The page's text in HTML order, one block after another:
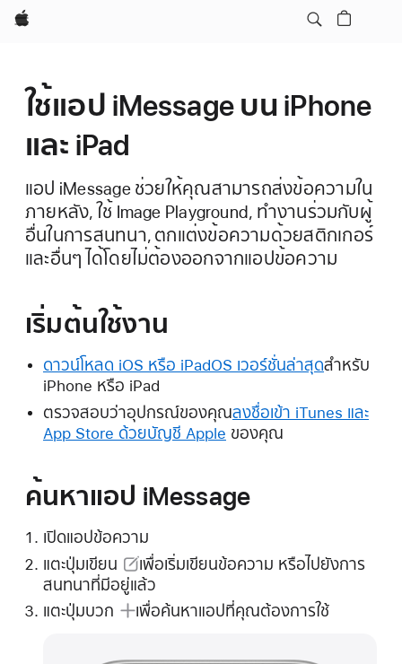
Apple
ใช้แอป iMessage บน iPhone
และ iPad
แอป iMessage ช่วยให้คุณสามารถส่งข้อความใน
ภายหลัง, ใช้ Image Playground, ทำงานร่วมกับผู้
อื่นในการสนทนา, ตกแต่งข้อความด้วยสติกเกอร์
และอื่นๆ ได้โดยไม่ต้องออกจากแอปข้อความ
เริ่มต้นใช้งาน
ดาวน์โหลด iOS หรือ iPadOS เวอร์ชั่นล่าสุดสำหรับ
iPhone หรือ iPad
ตรวจสอบว่าอุปกรณ์ของคุณลงชื่อเข้า iTunes และ
App Store ด้วยบัญชี Apple ของคุณ
ค้นหาแอป iMessage
เปิดแอปข้อความ
แตะปุ่มเขียน
เพื่อเริ่มเขียนข้อความ หรือไปยังการ
สนทนาที่มีอยู่แล้ว
แตะปุ่มบวก เพื่อค้นหาแอปที่คุณต้องการใช้